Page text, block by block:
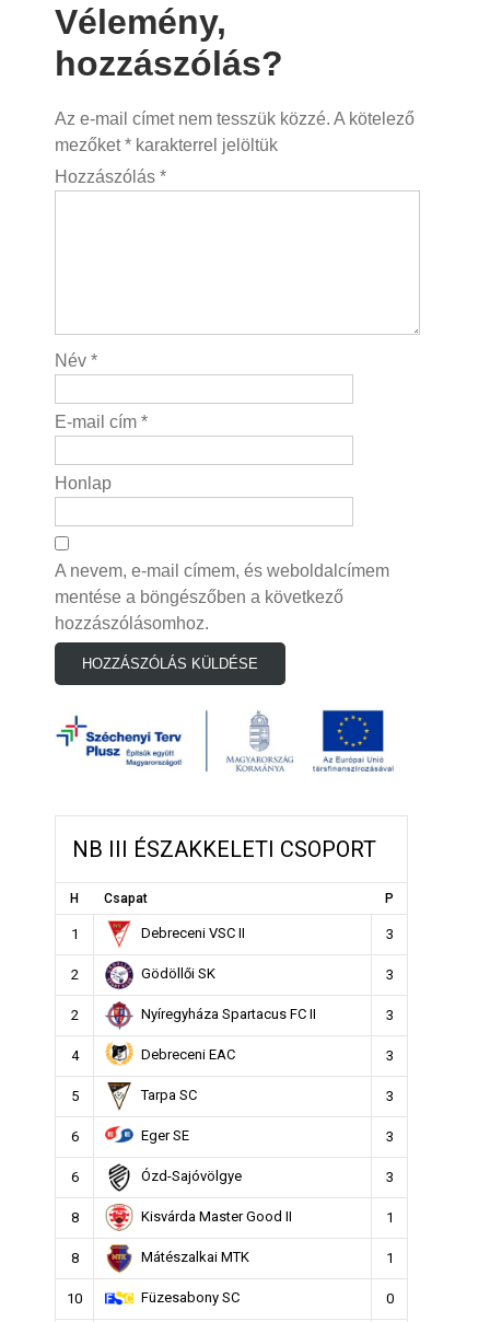
Vélemény,
hozzászólás?
Az e-mail címet nem tesszük közzé. A kötelező
mezőket* karakterrel jelöltük
Hozzászólás *
Név *
E-mail cím *
Honlap
A nevem, e-mail címem, és weboldalcímem
mentése a böngészőben a következő
hozzászólásomhoz.
NB III ÉSZAKKELETI CSOPORT
H Csapat P
1 Debreceni VSC II 3
2 Gödöllői SK 3
2 Nyíregyháza Spartacus FC II 3
4 Debreceni EAC 3
5 Tarpa SC 3
6 Eger SE 3
6 Ózd-Sajóvölgye 3
8 Kisvárda Master Good II 1
8 Mátészalkai MTK 1
10 Füzesabony SC 0